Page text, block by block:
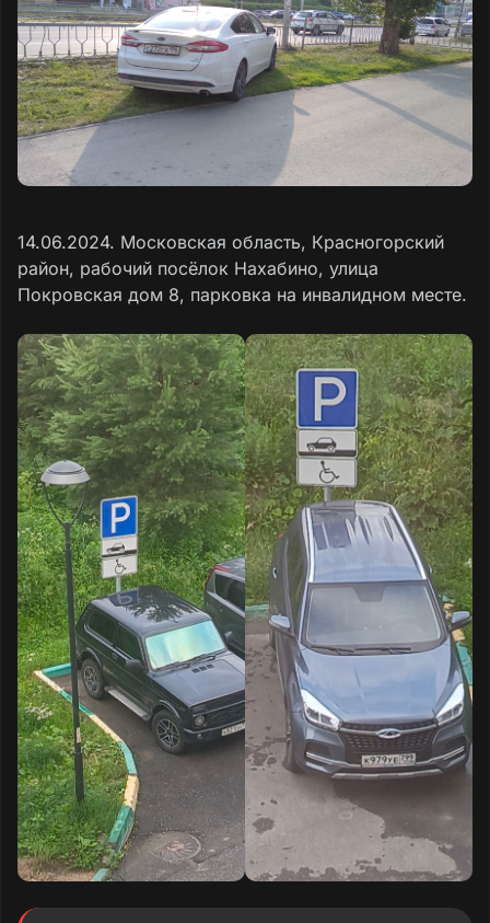
14.06.2024. Московская область, Красногорский
район, рабочий посёлок Нахабино, улица
Покровская дом 8, парковка на инвалидном месте.